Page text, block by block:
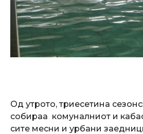
Од утрото, триесетина
собираа комуналниот и
сите месни и урбани